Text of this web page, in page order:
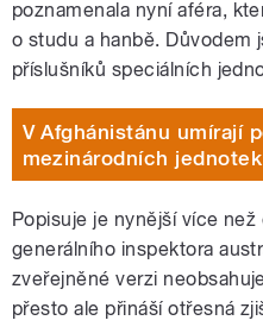
poznamenala nyní aféra,
o studu a hanbě. Důvodem
příslušníků speciálních
V Afghánistánu umírají
mezinárodních
Popisuje je nynější více
generálního inspektora
zveřejněné verzi
přesto ale přináší otřesná